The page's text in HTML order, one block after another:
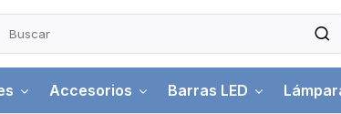
Accesorios Barras LED